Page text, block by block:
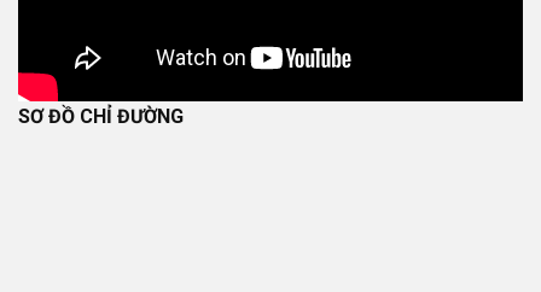
SƠ ĐỒ CHỈ ĐƯỜNG